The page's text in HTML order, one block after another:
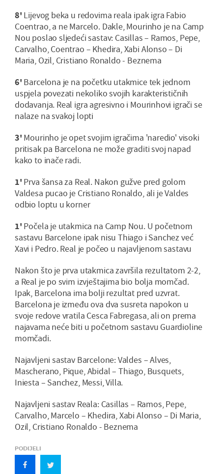
8' Lijevog beka u redovima reala ipak igra Fabio
Coentrao, a ne Marcelo. Dakle, Mourinho je na Camp
Nou poslao sljedeći sastav: Casillas – Ramos, Pepe,
Carvalho, Coentrao – Khedira, Xabi Alonso – Di
Maria, Ozil, Cristiano Ronaldo - Beznema
6' Barcelona je na početku utakmice tek jednom
uspjela povezati nekoliko svojih karakterističnih
dodavanja. Real igra agresivno i Mourinhovi igrači se
nalaze na svakoj lopti
3' Mourinho je opet svojim igračima 'naredio' visoki
pritisak pa Barcelona ne može graditi svoj napad
kako to inače radi.
1' Prva šansa za Real. Nakon gužve pred golom
Valdesa pucao je Cristiano Ronaldo, ali je Valdes
odbio loptu u korner
1' Počela je utakmica na Camp Nou. U početnom
sastavu Barcelone ipak nisu Thiago i Sanchez već
Xavi i Pedro. Real je počeo u najavljenom sastavu
Nakon što je prva utakmica završila rezultatom 2-2,
a Real je po svim izvještajima bio bolja momčad.
Ipak, Barcelona ima bolji rezultat pred uzvrat.
Barcelona je između ova dva susreta napokon u
svoje redove vratila Cesca Fabregasa, ali on prema
najavama neće biti u početnom sastavu Guardioline
momčadi.
Najavljeni sastav Barcelone: Valdes – Alves,
Mascherano, Pique, Abidal – Thiago, Busquets,
Iniesta – Sanchez, Messi, Villa.
Najavljeni sastav Reala: Casillas – Ramos, Pepe,
Carvalho, Marcelo – Khedira, Xabi Alonso – Di Maria,
Ozil, Cristiano Ronaldo - Beznema
PODIJELI